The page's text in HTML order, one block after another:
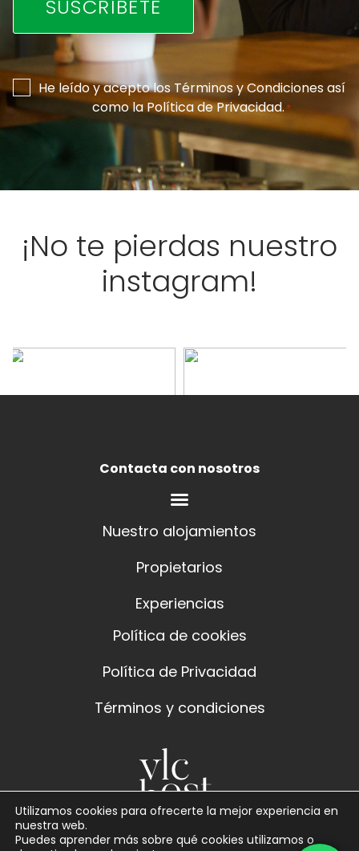
Consentimiento
*
He leído y acepto losTérminos y Condicionesasí
como laPolítica de Privacidad.*
¡No te pierdas nuestro
instagram!
Contacta con nosotros
Nuestro alojamientos
Propietarios
Experiencias
Política de cookies
Política de Privacidad
Términos y condiciones
Utilizamos cookies para ofrecerte la mejor experiencia en
nuestra web.
Puedes aprender más sobre qué cookies utilizamos o